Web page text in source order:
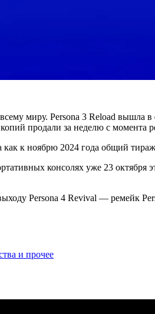
миру. Persona 3 Reload вышла в
продали за неделю с момента
к ноябрю 2024 года общий
консолях уже 23 октября
Persona 4 Revival — ремейк
и прочее